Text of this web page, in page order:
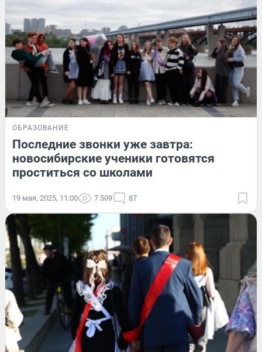
ОБРАЗОВАНИЕ
Последние звонки уже завтра:
новосибирские ученики готовятся
проститься со школами
19 мая, 2025, 11:00 7 509 87